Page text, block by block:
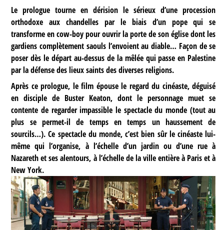
Le prologue tourne en dérision le sérieux d’une procession
orthodoxe aux chandelles par le biais d’un pope qui se
transforme en cow-boy pour ouvrir la porte de son église dont les
gardiens complètement saouls l’envoient au diable… Façon de se
poser dès le départ au-dessus de la mêlée qui passe en Palestine
par la défense des lieux saints des diverses religions.
Après ce prologue, le film épouse le regard du cinéaste, déguisé
en disciple de Buster Keaton, dont le personnage muet se
contente de regarder impassible le spectacle du monde (tout au
plus se permet-il de temps en temps un haussement de
sourcils…). Ce spectacle du monde, c’est bien sûr le cinéaste lui-
même qui l’organise, à l’échelle d’un jardin ou d’une rue à
Nazareth et ses alentours, à l’échelle de la ville entière à Paris et à
New York.